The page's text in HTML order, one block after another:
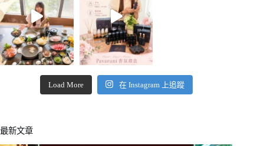
Load More 在 Instagram 上追蹤
最新文章